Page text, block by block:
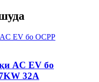
AC EV бо
32A